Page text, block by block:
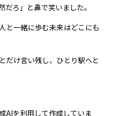
ろ」と鼻で笑いました。
と一緒に歩む未来はどこにも
だけ言い残し、ひとり駅へと
AIを利用して作成していま